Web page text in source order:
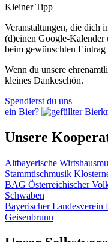
Kleiner Tipp
Veranstaltungen, die dich
(d)einen Google-
beim gewünschten
Wenn du unsere
kleines Dankeschön.
Spendierst du uns
ein Bier?
Unsere
Altbayerische
Stammtischmusik
BAG Österreichischer
Schwaben
Bayerischer Landesverein
Geisenbrunn